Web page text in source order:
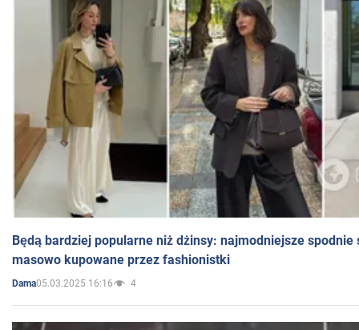
Będą bardziej popularne niż dżinsy: najmodniejsze spodnie
masowo kupowane przez fashionistki
Dama05.03.2025 16:16 4